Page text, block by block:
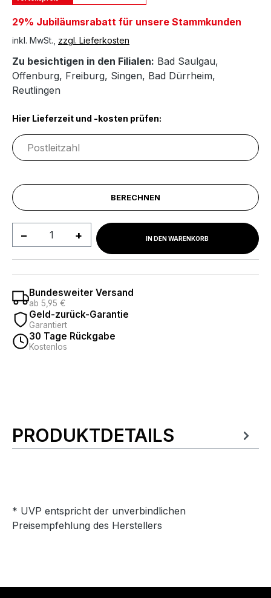
29% Jubiläumsrabatt für unsere Stammkunden
inkl. MwSt., zzgl. Lieferkosten
Zu besichtigen in den Filialen: Bad Saulgau,
Offenburg, Freiburg, Singen, Bad Dürrheim,
Reutlingen
Hier Lieferzeit und -kosten prüfen:
BERECHNEN
Produkt Anzahl: Gib denIN DEN WARENKORB
Bundesweiter Versand
ab 5,95 €
Geld-zurück-Garantie
Garantiert
30 Tage Rückgabe
Kostenlos
Produktinformationen
PRODUKTDETAILS
* UVP entspricht der unverbindlichen
Preisempfehlung des Herstellers